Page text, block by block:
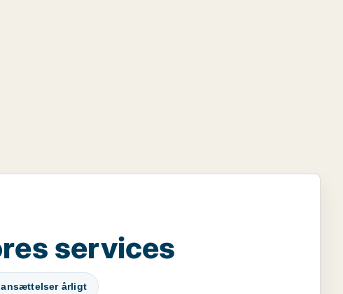
services
ansættelser årligt